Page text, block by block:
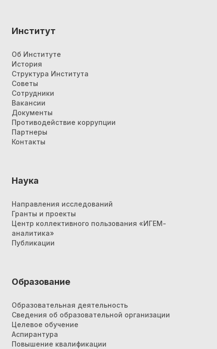
Институт
Об Институте
История
Структура Института
Советы
Сотрудники
Вакансии
Документы
Противодействие коррупции
Партнеры
Контакты
Наука
Направления исследований
Гранты и проекты
Центр коллективного пользования «ИГЕМ-
аналитика»
Публикации
Образование
Образовательная деятельность
Сведения об образовательной организации
Целевое обучение
Аспирантура
Повышение квалификации